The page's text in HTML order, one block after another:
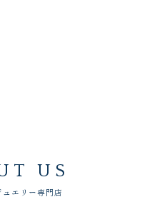
US
ュエリー専門店